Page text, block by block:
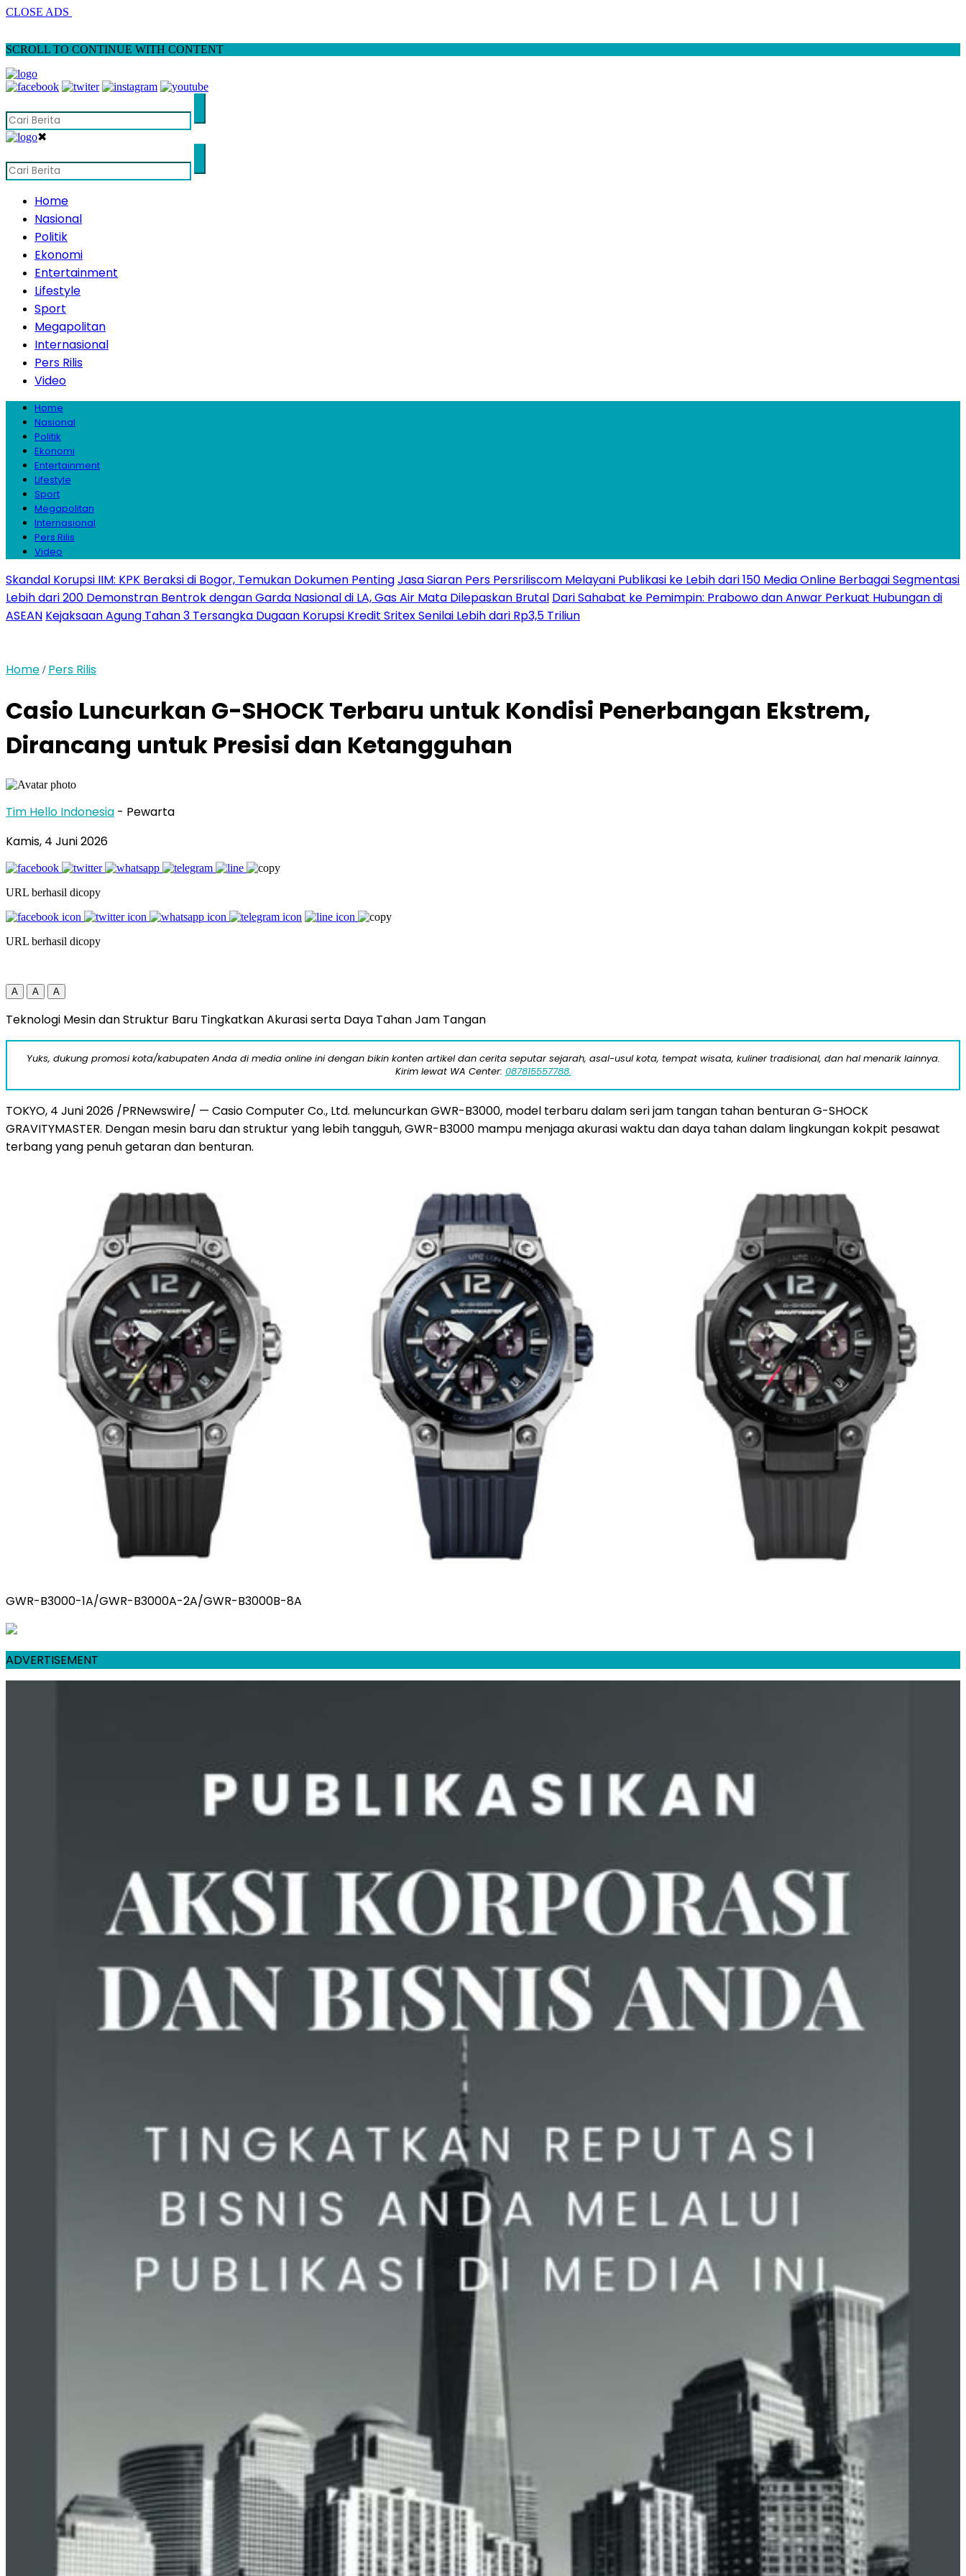
CLOSE ADS
SCROLL TO CONTINUE WITH CONTENT
✖
Home
Nasional
Politik
Ekonomi
Entertainment
Lifestyle
Sport
Megapolitan
Internasional
Pers Rilis
Video
Home
Nasional
Politik
Ekonomi
Entertainment
Lifestyle
Sport
Megapolitan
Internasional
Pers Rilis
Video
Skandal Korupsi IIM: KPK Beraksi di Bogor, Temukan Dokumen PentingJasa Siaran Pers Persriliscom Melayani Publikasi ke Lebih dari 150 Media Online Berbagai Segmentasi
Lebih dari 200 Demonstran Bentrok dengan Garda Nasional di LA, Gas Air Mata Dilepaskan Brutal Dari Sahabat ke Pemimpin: Prabowo dan Anwar Perkuat Hubungan di
ASEAN Kejaksaan Agung Tahan 3 Tersangka Dugaan Korupsi Kredit Sritex Senilai Lebih dari Rp3,5 Triliun
Home / Pers Rilis
Casio Luncurkan G-SHOCK Terbaru untuk Kondisi Penerbangan Ekstrem,
Dirancang untuk Presisi dan Ketangguhan
Tim Hello Indonesia - Pewarta
Kamis, 4 Juni 2026
URL berhasil dicopy
URL berhasil dicopy
A A A
Teknologi Mesin dan Struktur Baru Tingkatkan Akurasi serta Daya Tahan Jam Tangan
Yuks, dukung promosi kota/kabupaten Anda di media online ini dengan bikin konten artikel dan cerita seputar sejarah, asal-usul kota, tempat wisata, kuliner tradisional, dan hal menarik lainnya.
Kirim lewat WA Center: 087815557788.
TOKYO, 4 Juni 2026 /PRNewswire/ — Casio Computer Co., Ltd. meluncurkan GWR-B3000, model terbaru dalam seri jam tangan tahan benturan G-SHOCK
GRAVITYMASTER. Dengan mesin baru dan struktur yang lebih tangguh, GWR-B3000 mampu menjaga akurasi waktu dan daya tahan dalam lingkungan kokpit pesawat
terbang yang penuh getaran dan benturan.
GWR-B3000-1A/GWR-B3000A-2A/GWR-B3000B-8A
ADVERTISEMENT